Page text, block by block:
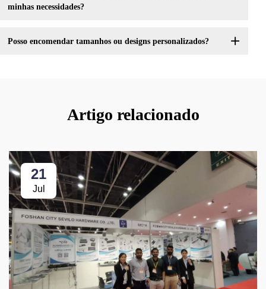
minhas necessidades?
Posso encomendar tamanhos ou designs personalizados?
Artigo relacionado
21
Jul